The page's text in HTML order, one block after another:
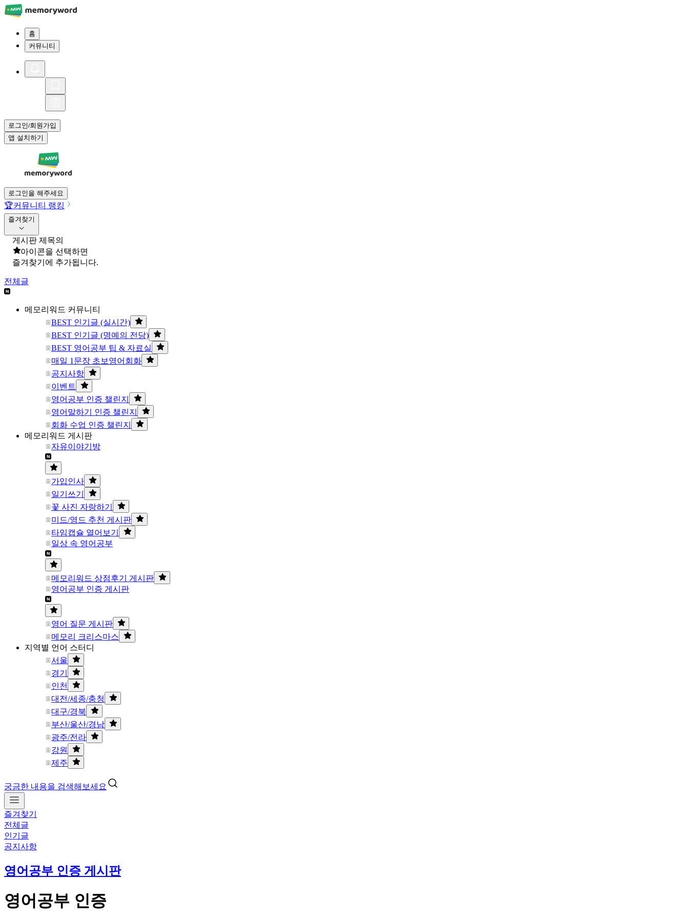
홈
커뮤니티
로그인/회원가입
앱 설치하기
로그인을 해주세요
🏆커뮤니티 랭킹
즐겨찾기
게시판 제목의
아이콘을 선택하면
즐겨찾기에 추가됩니다.
전체글
메모리워드 커뮤니티
BEST 인기글 (실시간)
BEST 인기글 (명예의 전당)
BEST 영어공부 팁 & 자료실
매일 1문장 초보영어회화
공지사항
이벤트
영어공부 인증 챌린지
영어말하기 인증 챌린지
회화 수업 인증 챌린지
메모리워드 게시판
자유이야기방
가입인사
일기쓰기
꽃 사진 자랑하기
미드/영드 추천 게시판
타임캡슐 열어보기
일상 속 영어공부
메모리워드 상점후기 게시판
영어공부 인증 게시판
영어 질문 게시판
메모리 크리스마스
지역별 언어 스터디
서울
경기
인천
대전/세종/충청
대구/경북
부산/울산/경남
광주/전라
강원
제주
궁금한 내용을 검색해보세요
즐겨찾기
전체글
인기글
공지사항
영어공부 인증 게시판
영어공부 인증